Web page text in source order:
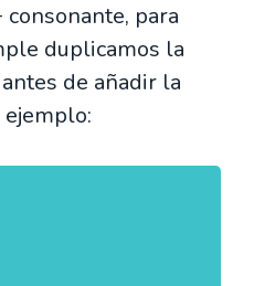
para
duplicamos la
de añadir la